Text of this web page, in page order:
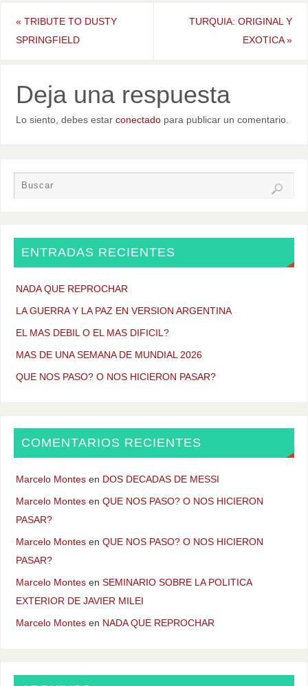
« TRIBUTE TO DUSTY
SPRINGFIELD
TURQUIA: ORIGINAL Y
EXOTICA»
Deja una respuesta
Lo siento, debes estar conectadopara publicar un comentario.
ENTRADAS RECIENTES
NADA QUE REPROCHAR
LA GUERRA Y LA PAZ EN VERSION ARGENTINA
EL MAS DEBIL O EL MAS DIFICIL?
MAS DE UNA SEMANA DE MUNDIAL 2026
QUE NOS PASO? O NOS HICIERON PASAR?
COMENTARIOS RECIENTES
Marcelo Montesen DOS DECADAS DE MESSI
Marcelo Montesen QUE NOS PASO? O NOS HICIERON
PASAR?
Marcelo Montesen QUE NOS PASO? O NOS HICIERON
PASAR?
Marcelo Montesen SEMINARIO SOBRE LA POLITICA
EXTERIOR DE JAVIER MILEI
Marcelo Montesen NADA QUE REPROCHAR